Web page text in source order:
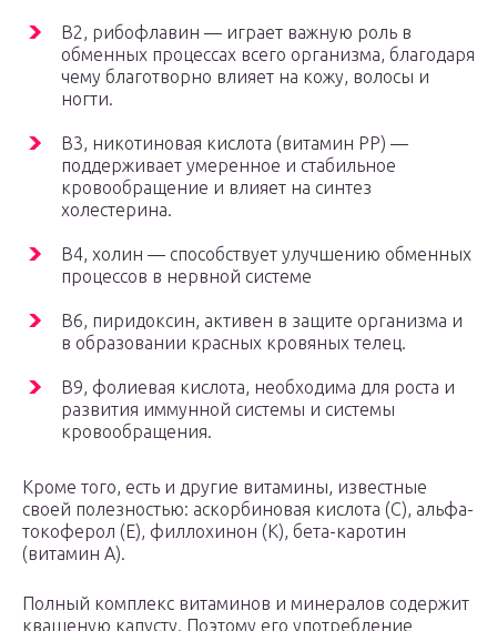
В2, рибофлавин — играет важную роль в
обменных процессах всего организма, благодаря
чему благотворно влияет на кожу, волосы и
ногти.
B3, никотиновая кислота (витамин PP) —
поддерживает умеренное и стабильное
кровообращение и влияет на синтез
холестерина.
B4, холин — способствует улучшению обменных
процессов в нервной системе
В6, пиридоксин, активен в защите организма и
в образовании красных кровяных телец.
B9, фолиевая кислота, необходима для роста и
развития иммунной системы и системы
кровообращения.
Кроме того, есть и другие витамины, известные
своей полезностью: аскорбиновая кислота (C), альфа-
токоферол (E), филлохинон (K), бета-каротин
(витамин A).
Полный комплекс витаминов и минералов содержит
квашеную капусту. Поэтому его употребление